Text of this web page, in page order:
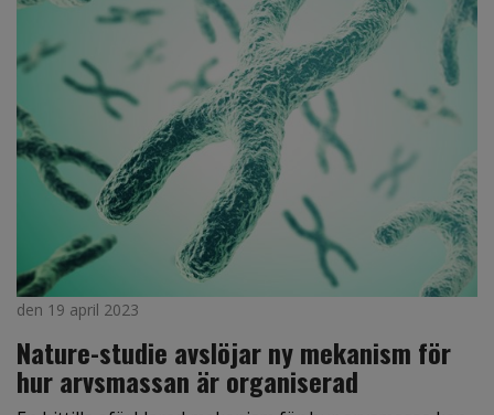
den 19 april 2023
Nature-studie avslöjar ny mekanism för
hur arvsmassan är organiserad